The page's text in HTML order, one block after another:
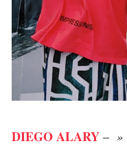
DIEGO ALARY – »